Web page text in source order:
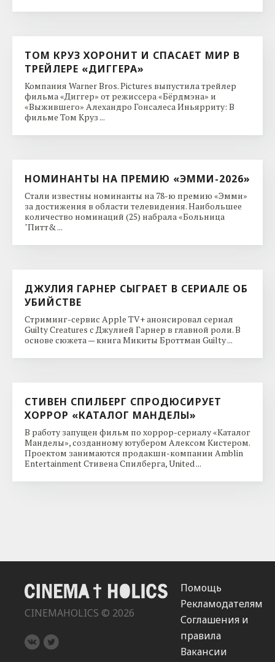
ТОМ КРУЗ ХОРОНИТ И СПАСАЕТ МИР В
ТРЕЙЛЕРЕ «ДИГГЕРА»
Компания Warner Bros. Pictures выпустила трейлер
фильма «Диггер» от режиссера «Бёрдмэна» и
«Выжившего» Алехандро Гонсалеса Иньярриту: В
фильме Том Круз ...
НОМИНАНТЫ НА ПРЕМИЮ «ЭММИ-2026»
Стали известны номинанты на 78-ю премию «Эмми»
за достижения в области телевидения. Наибольшее
количество номинаций (25) набрала «Больница
"Питт& ...
ДЖУЛИЯ ГАРНЕР СЫГРАЕТ В СЕРИАЛЕ ОБ
УБИЙСТВЕ
Стриминг-сервис Apple TV+ анонсировал сериал
Guilty Creatures с Джулией Гарнер в главной роли. В
основе сюжета — книга Микиты Броттман Guilty ...
СТИВЕН СПИЛБЕРГ СПРОДЮСИРУЕТ
ХОРРОР «КАТАЛОГ МАНДЕЛЫ»
В работу запущен фильм по хоррор-сериалу «Каталог
Манделы», созданному ютубером Алексом Кистером.
Проектом занимаются продакшн-компании Amblin
Entertainment Стивена Спилберга, United ...
CINEMAHOLICS © 2026
Помощь
Рекламодателям
Соглашения и
правила
Вакансии